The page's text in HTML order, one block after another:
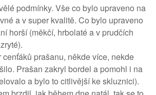
podmínky. Vše co bylo upraveno na
a v super kvalitě. Co bylo upraveno
horší (měkčí, hrbolaté a v prudčích
prašanu, někde více, nekde
Prašan zakryl bordel a pomohl i na
a bylo to citlivější ke skluznici).